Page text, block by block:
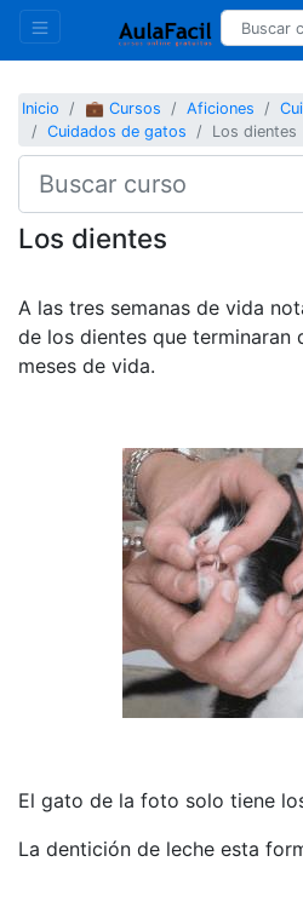
Inicio 💼 Cursos Aficiones
Cuidados de gatos
Los dientes
Los dientes
A las tres semanas de vida
de los dientes que terminaran
meses de vida.
El gato de la foto solo tiene
La dentición de leche esta